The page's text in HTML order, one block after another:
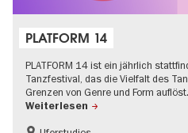
PLATFORM 14
PLATFORM 14 ist ein jährlich
Tanzfestival, das die Vielfalt des
Grenzen von Genre und Form auflöst.
Weiterlesen